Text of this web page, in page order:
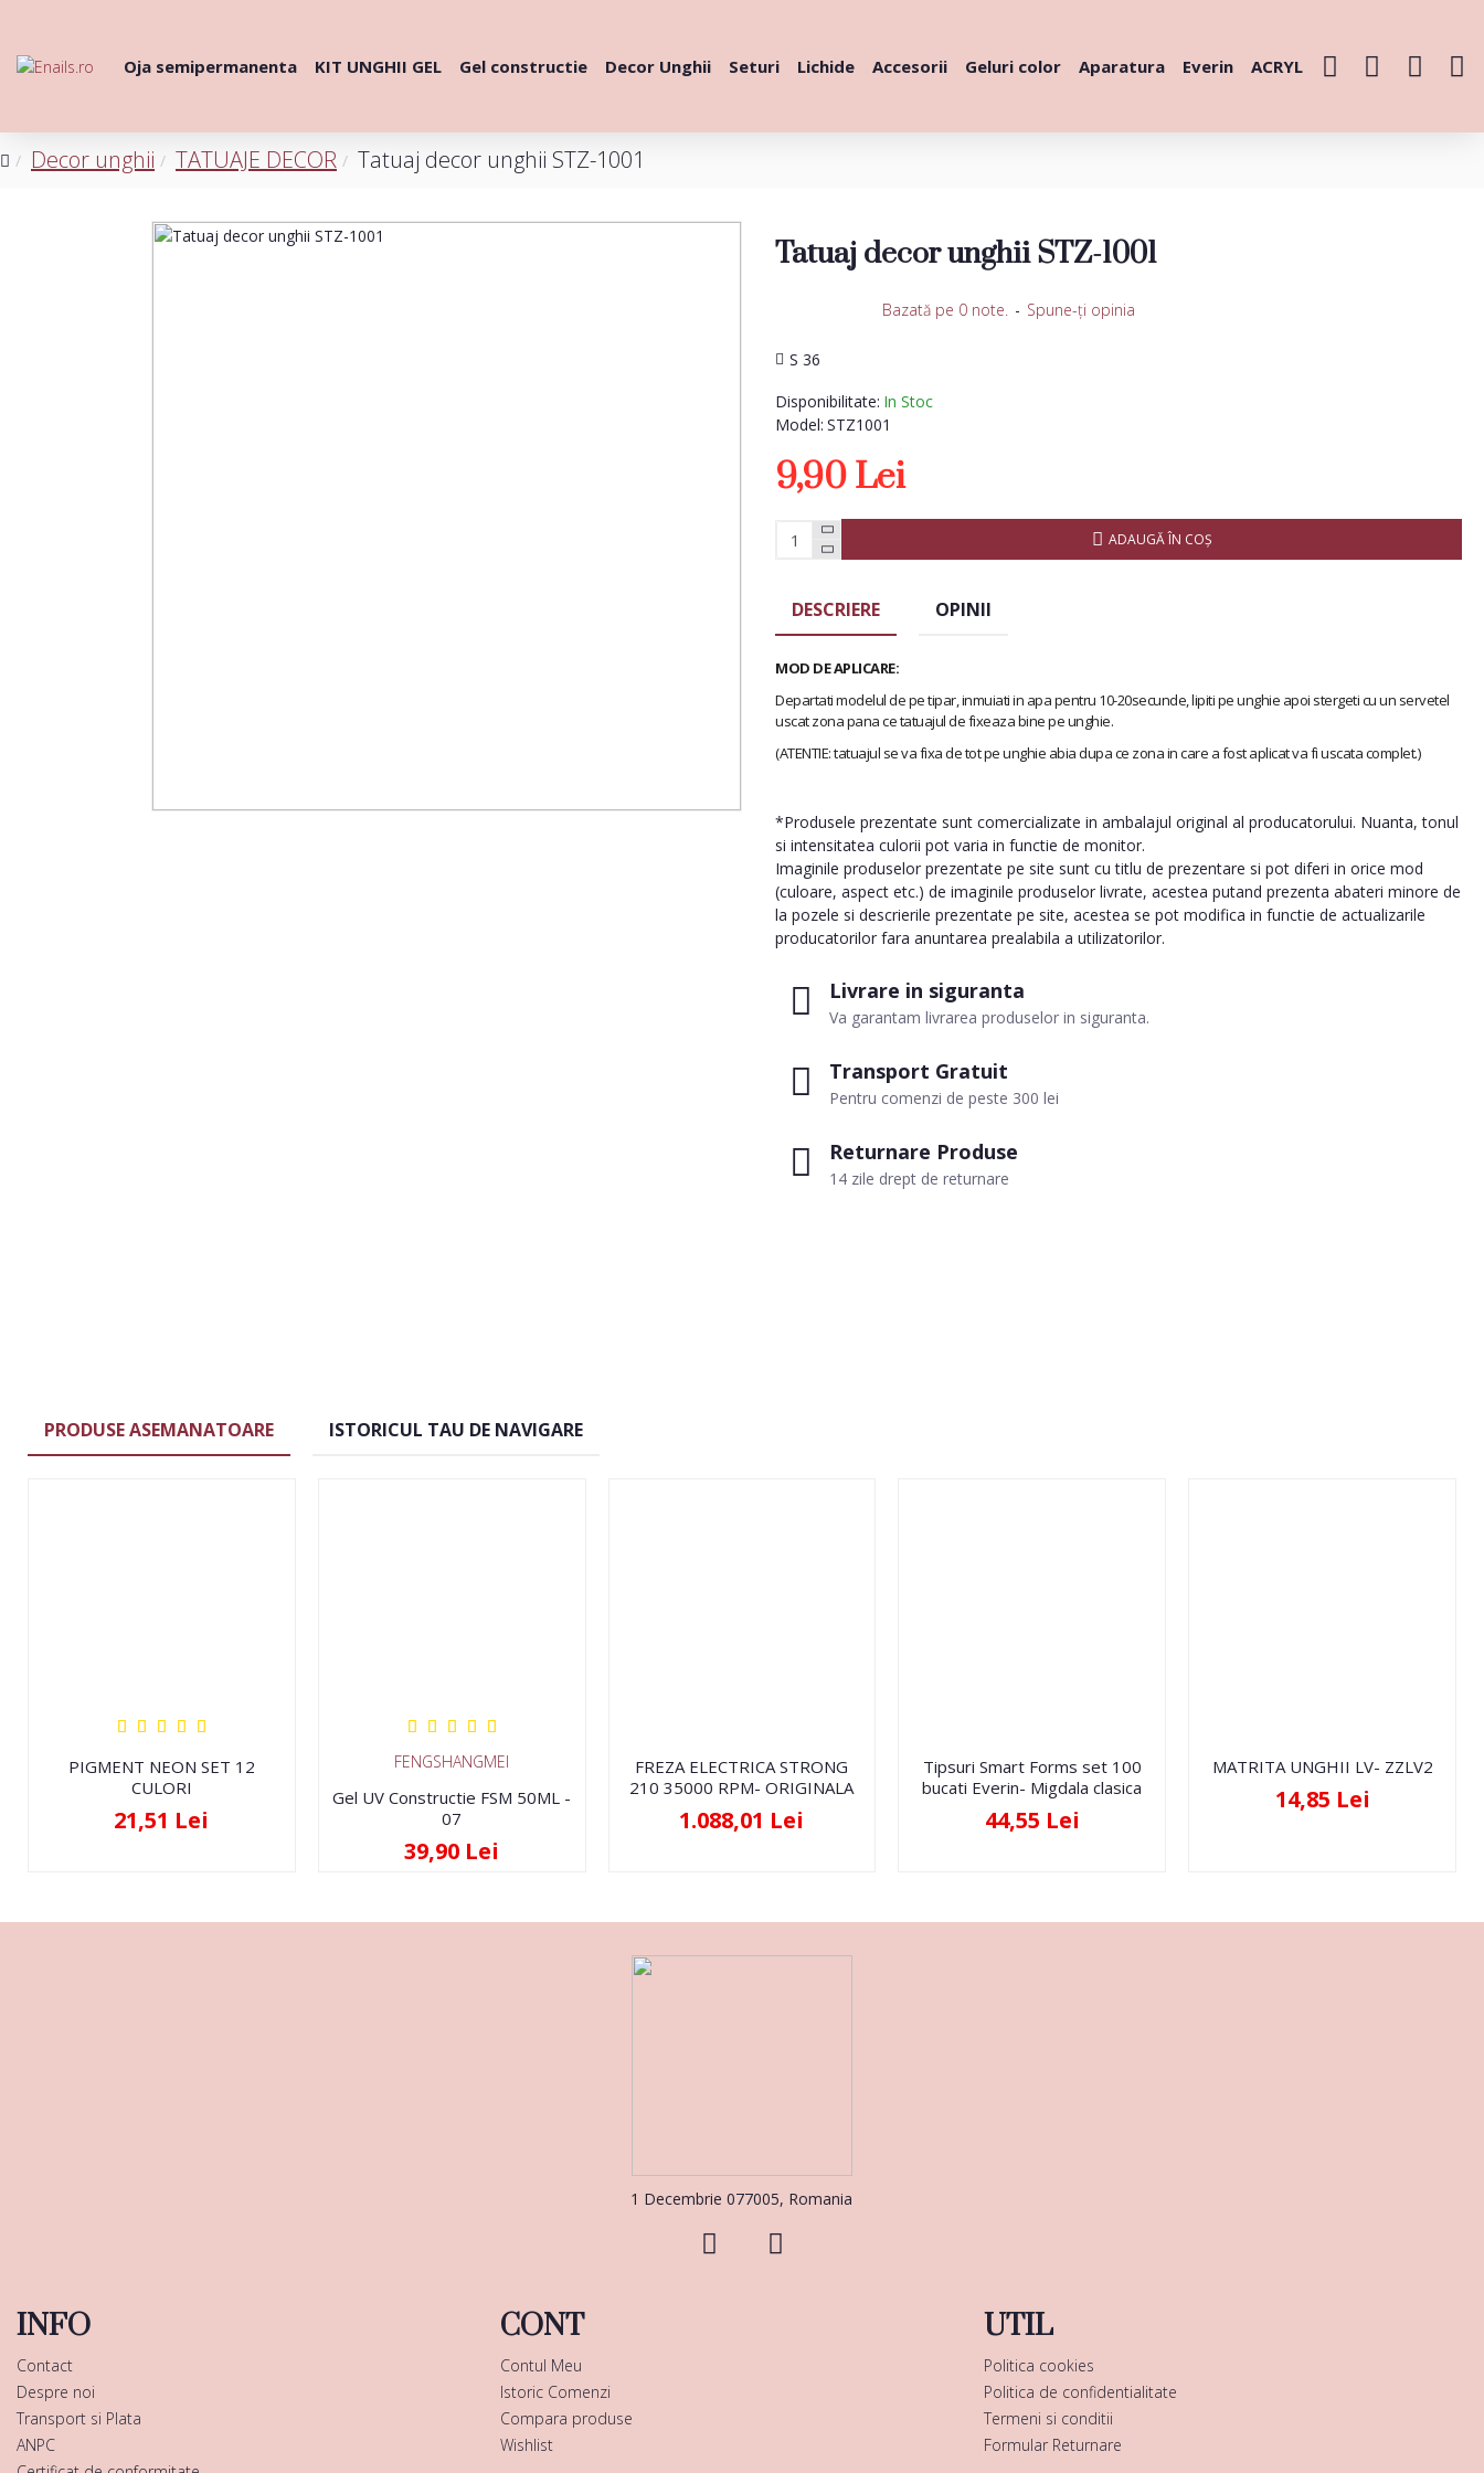
Oja semipermanenta KIT UNGHII GEL Gel constructie Decor Unghii Seturi Lichide Accesorii Geluri color Aparatura Everin ACRYL
Decor unghii TATUAJE DECOR Tatuaj decor unghii STZ-1001
Tatuaj decor unghii STZ-1001
Disponibilitate: In Stoc
Model: STZ1001
S 36
Bazată pe 0 note. - Spune-ţi opinia
9,90 Lei
ADAUGĂ ÎN COŞ
Livrare in siguranta
Va garantam livrarea produselor in siguranta.
Transport Gratuit
Pentru comenzi de peste 300 lei
Returnare Produse
14 zile drept de returnare
DESCRIERE OPINII
MOD DE APLICARE:
Departati modelul de pe tipar, inmuiati in apa pentru 10-20secunde, lipiti pe unghie apoi stergeti cu un servetel
uscat zona pana ce tatuajul de fixeaza bine pe unghie.
(ATENTIE: tatuajul se va fixa de tot pe unghie abia dupa ce zona in care a fost aplicat va fi uscata complet.)
*Produsele prezentate sunt comercializate in ambalajul original al producatorului. Nuanta, tonul
si intensitatea culorii pot varia in functie de monitor.
Imaginile produselor prezentate pe site sunt cu titlu de prezentare si pot diferi in orice mod
(culoare, aspect etc.) de imaginile produselor livrate, acestea putand prezenta abateri minore de
la pozele si descrierile prezentate pe site, acestea se pot modifica in functie de actualizarile
producatorilor fara anuntarea prealabila a utilizatorilor.
PRODUSE ASEMANATOARE ISTORICUL TAU DE NAVIGARE
PIGMENT NEON SET 12
CULORI
21,51 Lei
FENGSHANGMEI
Gel UV Constructie FSM 50ML -
07
39,90 Lei
FREZA ELECTRICA STRONG
210 35000 RPM- ORIGINALA
1.088,01 Lei
Tipsuri Smart Forms set 100
bucati Everin- Migdala clasica
44,55 Lei
MATRITA UNGHII LV- ZZLV2
14,85 Lei
1 Decembrie 077005, Romania
INFO
Contact
Despre noi
Transport si Plata
ANPC
CONT
Contul Meu
Istoric Comenzi
Compara produse
Wishlist
UTIL
Politica cookies
Politica de confidentialitate
Termeni si conditii
Formular Returnare